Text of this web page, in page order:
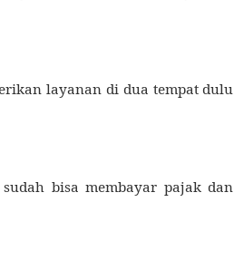
layanan di dua tempat dulu
bisa membayar pajak dan